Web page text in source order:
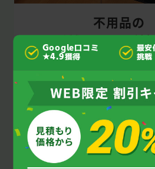
不用品の
種類を問わず対
不用品・粗大ゴミの量・品種
ますので、宮城、仙台市青葉
丸ごとの引き取りや宮城、仙
治体で回収されない不用品の
を。
Google口コミ
★4.9獲得
最安
挑戦